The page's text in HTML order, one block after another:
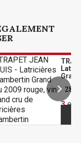
TRAPET JEAN
Latricières
Grand Cru 2009
282,00 € TTC
3en stock